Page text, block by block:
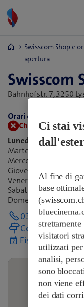
Swisscom Shop e
apertura
Swisscom
Bahnhofstr. 7,3250
Orari di apertura:
Chiuso adesso.
Lunedì
Martedì
Mercoledì
Giovedì
Venerdì
Sabato
Domenica
032 385 25 75
Come arrivare
Fissa un
Ci stai
Al fine di
base
strettamente
visitatori
utilizzati per
analisi,
sono
non viene
dei dati